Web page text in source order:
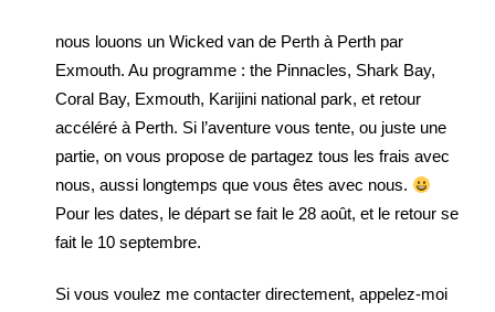
nous louons un Wicked van de Perth à Perth par
Exmouth. Au programme : the Pinnacles, Shark Bay,
Coral Bay, Exmouth, Karijini national park, et retour
accéléré à Perth. Si l’aventure vous tente, ou juste une
partie, on vous propose de partagez tous les frais avec
nous, aussi longtemps que vous êtes avec nous.
Pour les dates, le départ se fait le 28 août, et le retour se
fait le 10 septembre.
Si vous voulez me contacter directement, appelez-moi